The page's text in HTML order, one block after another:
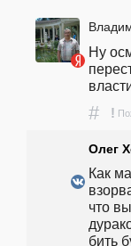
Ну
# !
Олег
Как
что
бить